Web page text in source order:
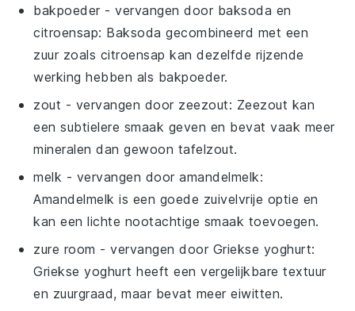
bakpoeder - vervangen door baksoda en
citroensap: Baksoda gecombineerd met een
zuur zoals citroensap kan dezelfde rijzende
werking hebben als bakpoeder.
zout - vervangen door zeezout: Zeezout kan
een subtielere smaak geven en bevat vaak meer
mineralen dan gewoon tafelzout.
melk - vervangen dooramandelmelk:
Amandelmelk is een goede zuivelvrije optie en
kan een lichte nootachtige smaak toevoegen.
zure room - vervangen door Griekse yoghurt:
Griekse yoghurt heeft een vergelijkbare textuur
en zuurgraad, maar bevat meer eiwitten.